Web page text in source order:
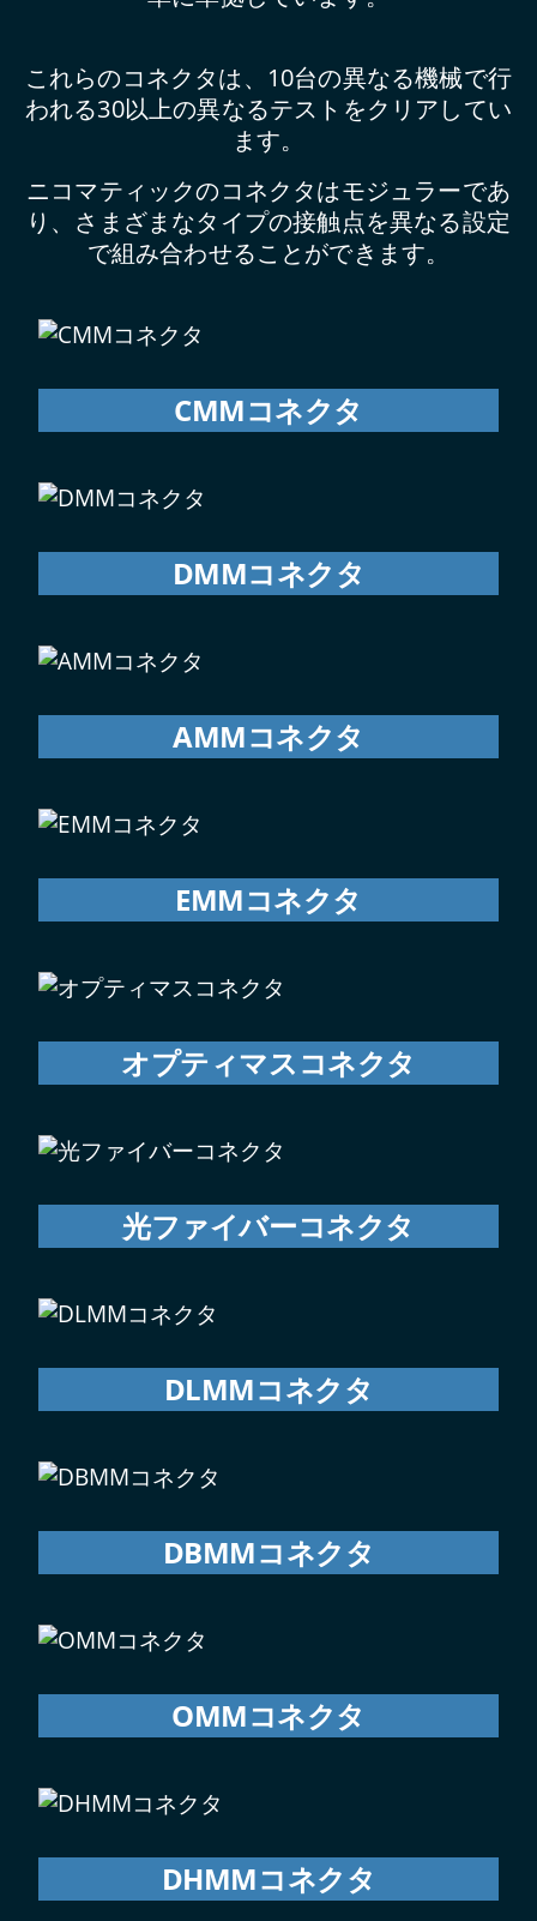
これらのコネクタは、10台の異なる機械で行
われる30以上の異なるテストをクリアしてい
ます。
ニコマティックのコネクタはモジュラーであ
り、さまざまなタイプの接触点を異なる設定
で組み合わせることができます。
CMMコネクタ
DMMコネクタ
AMMコネクタ
EMMコネクタ
オプティマスコネクタ
光ファイバーコネクタ
DLMMコネクタ
DBMMコネクタ
OMMコネクタ
DHMMコネクタ